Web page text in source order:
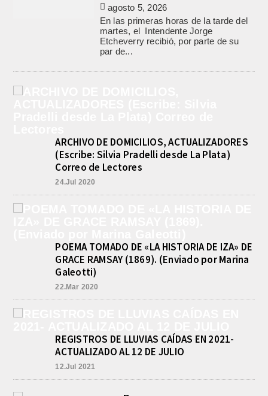
agosto 5, 2026
En las primeras horas de la tarde del
martes, el Intendente Jorge
Etcheverry recibió, por parte de su
par de...
ARCHIVO DE DOMICILIOS, ACTUALIZADORES
(Escribe: Silvia Pradelli desde La Plata)
Correo de Lectores
24.Jul 2020
POEMA TOMADO DE «LA HISTORIA DE IZA» DE
GRACE RAMSAY (1869). (Enviado por Marina
Galeotti)
22.Mar 2020
REGISTROS DE LLUVIAS CAÍDAS EN 2021-
ACTUALIZADO AL 12 DE JULIO
12.Jul 2021